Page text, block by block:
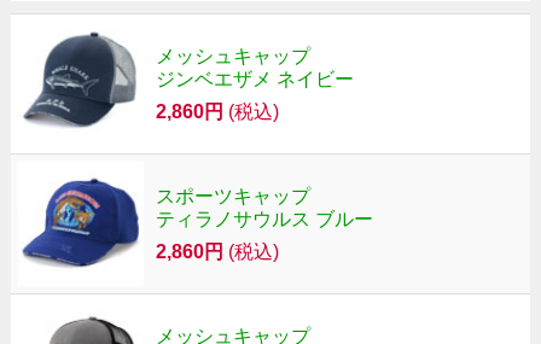
メッシュキャップ
ジンベエザメ ネイビー
2,860円 (税込)
スポーツキャップ
ティラノサウルス ブルー
2,860円 (税込)
メッシュキャップ